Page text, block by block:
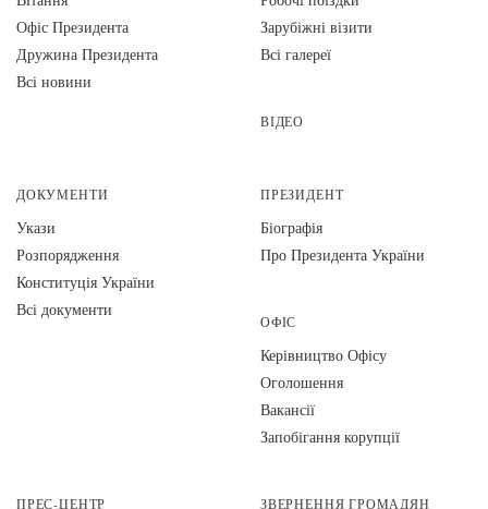
Офіс Президента
Дружина Президента
Всі новини
Зарубіжні візити
Всі галереї
ВІДЕО
ДОКУМЕНТИ
Укази
Розпорядження
Конституція України
Всі документи
ПРЕЗИДЕНТ
Біографія
Про Президента України
ОФІС
Керівництво Офісу
Оголошення
Вакансії
Запобігання корупції
ПРЕС-ЦЕНТР ЗВЕРНЕННЯ ГРОМАДЯН